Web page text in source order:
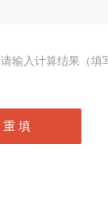
请输入计算结果（填